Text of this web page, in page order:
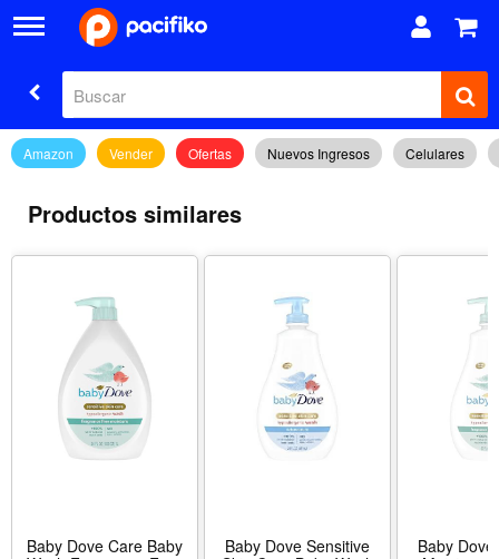
Amazon Vender Ofertas Nuevos Ingresos Celulares
Productos similares
Baby Dove Care Baby
Baby Dove Sensitive
Baby